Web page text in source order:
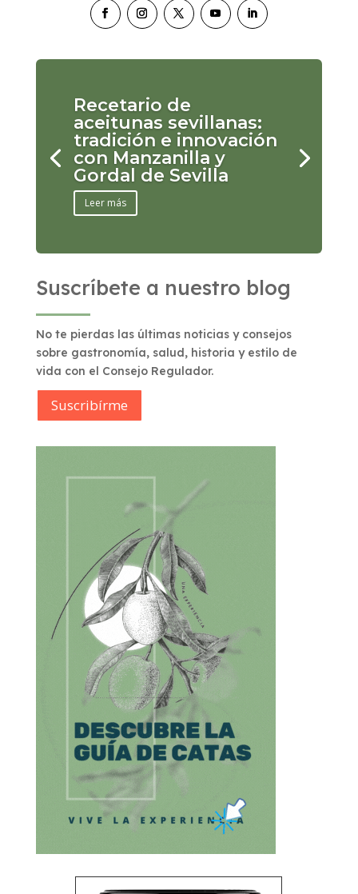
Recetario de
aceitunas sevillanas:
tradición e innovación
con Manzanilla y
Gordal de Sevilla
Leer más
Suscríbete a nuestro blog
No te pierdas las últimas noticias y consejos
sobre gastronomía, salud, historia y estilo de
vida con el Consejo Regulador.
Suscribírme